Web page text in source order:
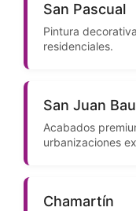
San Pascual
Pintura
residenciales.
San Juan
Acabados
urbanizaciones
Chamartín